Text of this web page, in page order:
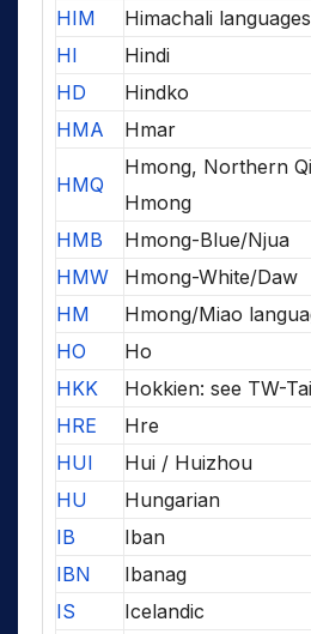
HIM
Himachali languages
HI
Hindi
HD
Hindko
HMA
Hmar
HMQ
Hmong, Northern
Hmong
HMB
Hmong-Blue/Njua
HMW
Hmong-White/Daw
HM
Hmong/Miao
HO
Ho
HKK
Hokkien: see TW-
HRE
Hre
HUI
Hui / Huizhou
HU
Hungarian
IB
Iban
IBN
Ibanag
IS
Icelandic